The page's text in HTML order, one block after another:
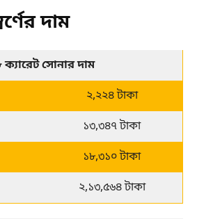
দাম
ক্যারেট সোনার দাম
২,২২৪ টাকা
১৩,৩৪৭ টাকা
১৮,৩১০ টাকা
২,১৩,৫৬৪ টাকা